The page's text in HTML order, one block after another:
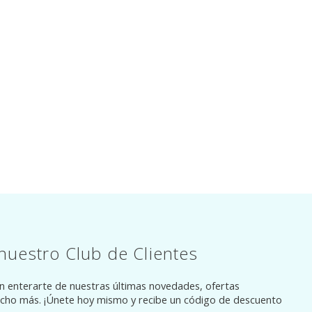
Club de Clientes
enterarte de nuestras últimas novedades, ofertas
más. ¡Únete hoy mismo y recibe un código de descuento